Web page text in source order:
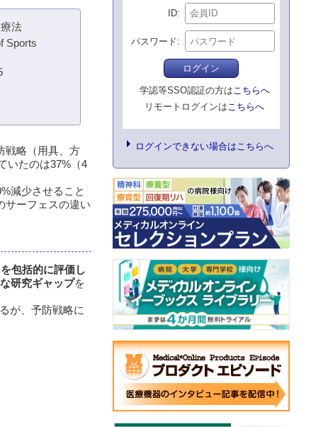
法
Sports
戦略（用具、方
いたのは37%（4
減少させること
サーフェスの違い
包括的に評価し
研究ギャップを
が、予防戦略に
ID
パスワード
ログイン
学認等SSO認証の方はこちらへ
リモートログインはこちらへ
ログインできない場合はこちらへ